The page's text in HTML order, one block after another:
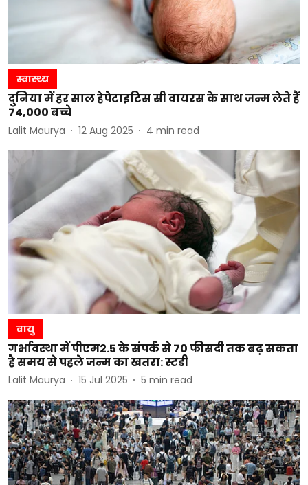
स्वास्थ्य
दुनिया में हर साल हेपेटाइटिस सी वायरस के साथ जन्म लेते हैं
74,000 बच्चे
Lalit Maurya 12 Aug 2025 4 min read
वायु
गर्भावस्था में पीएम2.5 के संपर्क से 70 फीसदी तक बढ़ सकता
है समय से पहले जन्म का खतरा: स्टडी
Lalit Maurya 15 Jul 2025 5 min read